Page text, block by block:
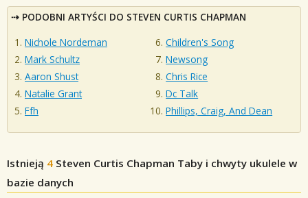
PODOBNI ARTYŚCI DO STEVEN CURTIS CHAPMAN
Nichole Nordeman
Mark Schultz
Aaron Shust
Natalie Grant
Ffh
Children's Song
Newsong
Chris Rice
Dc Talk
Phillips, Craig, And Dean
Istnieją 4 Steven Curtis Chapman Taby i chwyty ukulele w
bazie danych